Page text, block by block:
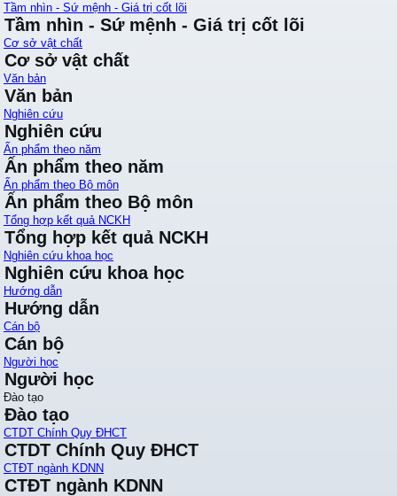
Tầm nhìn - Sứ mệnh - Giá trị cốt lõi
Tầm nhìn - Sứ mệnh - Giá trị cốt lõi
Cơ sở vật chất
Cơ sở vật chất
Văn bản
Văn bản
Nghiên cứu
Nghiên cứu
Ấn phẩm theo năm
Ấn phẩm theo năm
Ấn phẩm theo Bộ môn
Ấn phẩm theo Bộ môn
Tổng hợp kết quả NCKH
Tổng hợp kết quả NCKH
Nghiên cứu khoa học
Nghiên cứu khoa học
Hướng dẫn
Hướng dẫn
Cán bộ
Cán bộ
Người học
Người học
Đào tạo
Đào tạo
CTDT Chính Quy ĐHCT
CTDT Chính Quy ĐHCT
CTĐT ngành KDNN
CTĐT ngành KDNN